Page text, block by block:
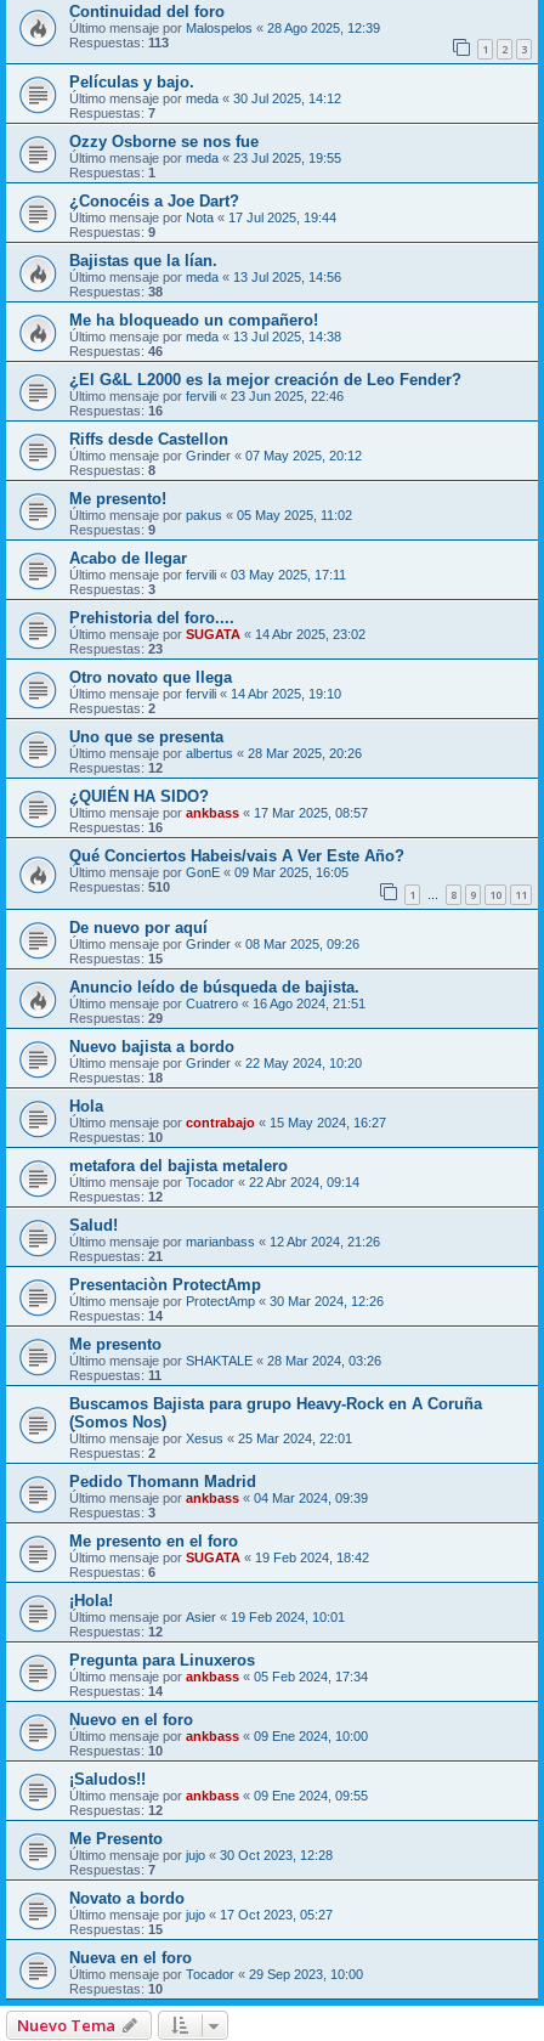
Continuidad del foro
Último mensaje por Malospelos « 28 Ago 2025, 12:39
Respuestas: 113 1 2 3
Películas y bajo.
Último mensaje por meda « 30 Jul 2025, 14:12
Respuestas: 7
Ozzy Osborne se nos fue
Último mensaje por meda « 23 Jul 2025, 19:55
Respuestas: 1
¿Conocéis a Joe Dart?
Último mensaje por Nota « 17 Jul 2025, 19:44
Respuestas: 9
Bajistas que la lían.
Último mensaje por meda « 13 Jul 2025, 14:56
Respuestas: 38
Me ha bloqueado un compañero!
Último mensaje por meda « 13 Jul 2025, 14:38
Respuestas: 46
¿El G&L L2000 es la mejor creación de Leo Fender?
Último mensaje por fervili « 23 Jun 2025, 22:46
Respuestas: 16
Riffs desde Castellon
Último mensaje por Grinder « 07 May 2025, 20:12
Respuestas: 8
Me presento!
Último mensaje por pakus « 05 May 2025, 11:02
Respuestas: 9
Acabo de llegar
Último mensaje por fervili « 03 May 2025, 17:11
Respuestas: 3
Prehistoria del foro....
Último mensaje por SUGATA « 14 Abr 2025, 23:02
Respuestas: 23
Otro novato que llega
Último mensaje por fervili « 14 Abr 2025, 19:10
Respuestas: 2
Uno que se presenta
Último mensaje por albertus « 28 Mar 2025, 20:26
Respuestas: 12
¿QUIÉN HA SIDO?
Último mensaje por ankbass « 17 Mar 2025, 08:57
Respuestas: 16
Qué Conciertos Habeis/vais A Ver Este Año?
Último mensaje por GonE « 09 Mar 2025, 16:05
Respuestas: 510 1 … 8 9 10 11
De nuevo por aquí
Último mensaje por Grinder « 08 Mar 2025, 09:26
Respuestas: 15
Anuncio leído de búsqueda de bajista.
Último mensaje por Cuatrero « 16 Ago 2024, 21:51
Respuestas: 29
Nuevo bajista a bordo
Último mensaje por Grinder « 22 May 2024, 10:20
Respuestas: 18
Hola
Último mensaje por contrabajo « 15 May 2024, 16:27
Respuestas: 10
metafora del bajista metalero
Último mensaje por Tocador « 22 Abr 2024, 09:14
Respuestas: 12
Salud!
Último mensaje por marianbass « 12 Abr 2024, 21:26
Respuestas: 21
Presentaciòn ProtectAmp
Último mensaje por ProtectAmp « 30 Mar 2024, 12:26
Respuestas: 14
Me presento
Último mensaje por SHAKTALE « 28 Mar 2024, 03:26
Respuestas: 11
Buscamos Bajista para grupo Heavy-Rock en A Coruña
(Somos Nos)
Último mensaje por Xesus « 25 Mar 2024, 22:01
Respuestas: 2
Pedido Thomann Madrid
Último mensaje por ankbass « 04 Mar 2024, 09:39
Respuestas: 3
Me presento en el foro
Último mensaje por SUGATA « 19 Feb 2024, 18:42
Respuestas: 6
¡Hola!
Último mensaje por Asier « 19 Feb 2024, 10:01
Respuestas: 12
Pregunta para Linuxeros
Último mensaje por ankbass « 05 Feb 2024, 17:34
Respuestas: 14
Nuevo en el foro
Último mensaje por ankbass « 09 Ene 2024, 10:00
Respuestas: 10
¡Saludos!!
Último mensaje por ankbass « 09 Ene 2024, 09:55
Respuestas: 12
Me Presento
Último mensaje por jujo « 30 Oct 2023, 12:28
Respuestas: 7
Novato a bordo
Último mensaje por jujo « 17 Oct 2023, 05:27
Respuestas: 15
Nueva en el foro
Último mensaje por Tocador « 29 Sep 2023, 10:00
Respuestas: 10
Nuevo Tema